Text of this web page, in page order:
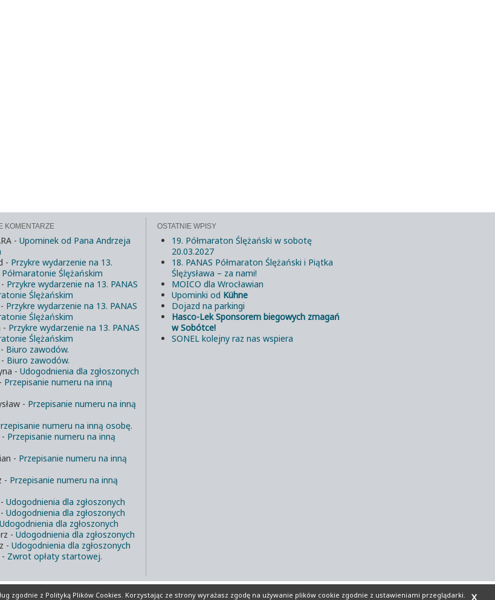
KOMENTARZE
- Upominek od Pana Andrzeja
- Przykre wydarzenie na 13.
Półmaratonie Ślężańskim
- Przykre wydarzenie na 13. PANAS
Ślężańskim
- Przykre wydarzenie na 13. PANAS
Ślężańskim
- Przykre wydarzenie na 13. PANAS
Ślężańskim
- Biuro zawodów.
- Biuro zawodów.
- Udogodnienia dla zgłoszonych
- Przepisanie numeru na inną
- Przepisanie numeru na inną
numeru na inną osobę.
- Przepisanie numeru na inną
- Przepisanie numeru na inną
- Przepisanie numeru na inną
- Udogodnienia dla zgłoszonych
- Udogodnienia dla zgłoszonych
Udogodnienia dla zgłoszonych
- Udogodnienia dla zgłoszonych
- Udogodnienia dla zgłoszonych
- Zwrot opłaty startowej.
OSTATNIE WPISY
19. Półmaraton Ślężański w sobotę
20.03.2027
18. PANAS Półmaraton Ślężański i Piątka
Ślężysława – za nami!
MOICO dla Wrocławian
Upominki od Kühne
Dojazd na parkingi
Hasco-Lek Sponsorem biegowych zmagań
w Sobótce!
SONEL kolejny raz nas wspiera
INFORD.eu X
zgodnie z Polityką Plików Cookies. Korzystając ze strony wyrażasz zgodę na używanie plików cookie zgodnie z ustawieniami przeglądarki.